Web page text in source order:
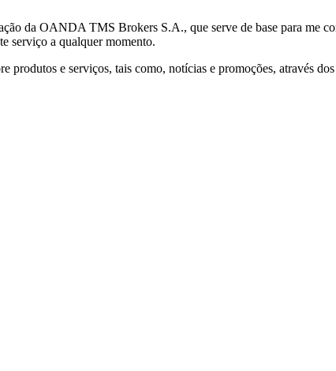
da OANDA TMS Brokers S.A., que serve de base para me
serviço a qualquer momento.
e serviços, tais como, notícias e promoções, através